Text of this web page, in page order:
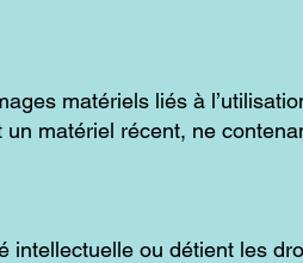
matériels liés à
matériel récent, ne
ou détient les